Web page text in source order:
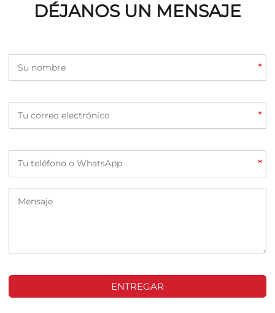
DÉJANOS UN MENSAJE
*
*
*
ENTREGAR